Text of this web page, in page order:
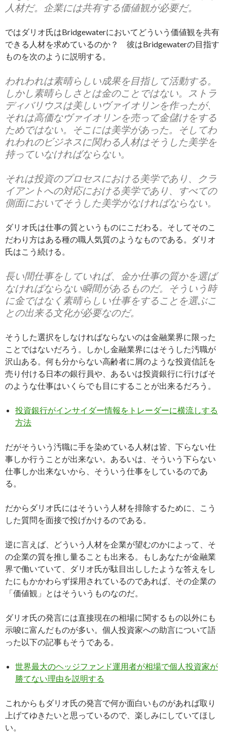
人材だ。企業には共有する価値観が必要だ。
ではダリオ氏はBridgewaterにおいてどういう価値観を共有
できる人材を求めているのか？ 彼はBridgewaterの目指す
ものを次のように説明する。
われわれは素晴らしい成果を目指して活動する。
しかし素晴らしさとは金のことではない。ストラ
ディバリウスは美しいヴァイオリンを作ったが、
それは高価なヴァイオリンを売って金儲けをする
ためではない。そこには美学があった。そしてわ
れわれのビジネスに関わる人材はそうした美学を
持っていなければならない。
それは投資のプロセスにおける美学であり、クラ
イアントへの対応における美学であり、すべての
側面においてそうした美学がなければならない。
ダリオ氏は仕事の質というものにこだわる。そしてそのこ
だわり方はある種の職人気質のようなものである。ダリオ
氏はこう続ける。
長い間仕事をしていれば、金か仕事の質かを選ば
なければならない瞬間があるものだ。そういう時
に金ではなく素晴らしい仕事をすることを選ぶこ
との出来る文化が必要なのだ。
そうした選択をしなければならないのは金融業界に限った
ことではないだろう。しかし金融業界にはそうした汚職が
沢山ある。何も分からない高齢者に屑のような投資信託を
売り付ける日本の銀行員や、あるいは投資銀行に行けばそ
のような仕事はいくらでも目にすることが出来るだろう。
投資銀行がインサイダー情報をトレーダーに横流しする
方法
だがそういう汚職に手を染めている人材は皆、下らない仕
事しか行うことが出来ない。あるいは、そういう下らない
仕事しか出来ないから、そういう仕事をしているのであ
る。
だからダリオ氏にはそういう人材を排除するために、こう
した質問を面接で投げかけるのである。
逆に言えば、どういう人材を企業が望むのかによって、そ
の企業の質を推し量ることも出来る。もしあなたが金融業
界で働いていて、ダリオ氏が駄目出ししたような答えをし
たにもかかわらず採用されているのであれば、その企業の
「価値観」とはそういうものなのだ。
ダリオ氏の発言には直接現在の相場に関するもの以外にも
示唆に富んだものが多い。個人投資家への助言について語
った以下の記事もそうである。
世界最大のヘッジファンド運用者が相場で個人投資家が
勝てない理由を説明する
これからもダリオ氏の発言で何か面白いものがあれば取り
上げてゆきたいと思っているので、楽しみにしていてほし
い。